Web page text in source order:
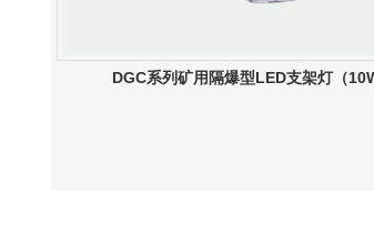
DGC系列矿用隔爆型LED支架灯（